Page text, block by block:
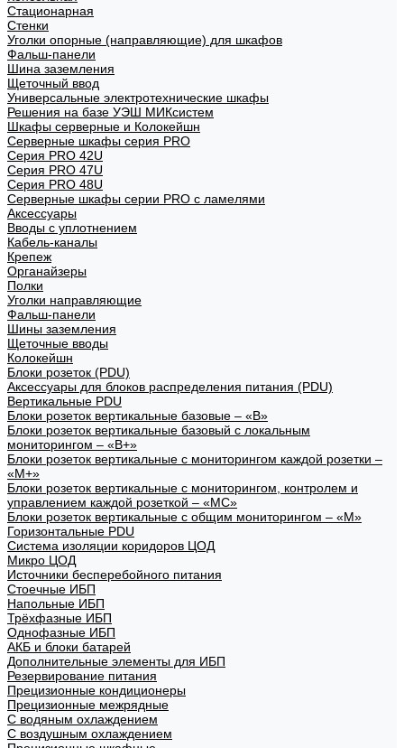
Стационарная
Стенки
Уголки опорные (направляющие) для шкафов
Фальш-панели
Шина заземления
Щеточный ввод
Универсальные электротехнические шкафы
Решения на базе УЭШ МИКсистем
Шкафы серверные и Колокейшн
Серверные шкафы серия PRO
Серия PRO 42U
Серия PRO 47U
Серия PRO 48U
Серверные шкафы серии PRO с ламелями
Аксессуары
Вводы с уплотнением
Кабель-каналы
Крепеж
Органайзеры
Полки
Уголки направляющие
Фальш-панели
Шины заземления
Щеточные вводы
Колокейшн
Блоки розеток (PDU)
Аксессуары для блоков распределения питания (PDU)
Вертикальные PDU
Блоки розеток вертикальные базовые – «В»
Блоки розеток вертикальные базовый с локальным
мониторингом – «В+»
Блоки розеток вертикальные с мониторингом каждой розетки –
«М+»
Блоки розеток вертикальные с мониторингом, контролем и
управлением каждой розеткой – «МС»
Блоки розеток вертикальные с общим мониторингом – «М»
Горизонтальные PDU
Система изоляции коридоров ЦОД
Микро ЦОД
Источники бесперебойного питания
Стоечные ИБП
Напольные ИБП
Трёхфазные ИБП
Однофазные ИБП
АКБ и блоки батарей
Дополнительные элементы для ИБП
Резервирование питания
Прецизионные кондиционеры
Прецизионные межрядные
С водяным охлаждением
С воздушным охлаждением